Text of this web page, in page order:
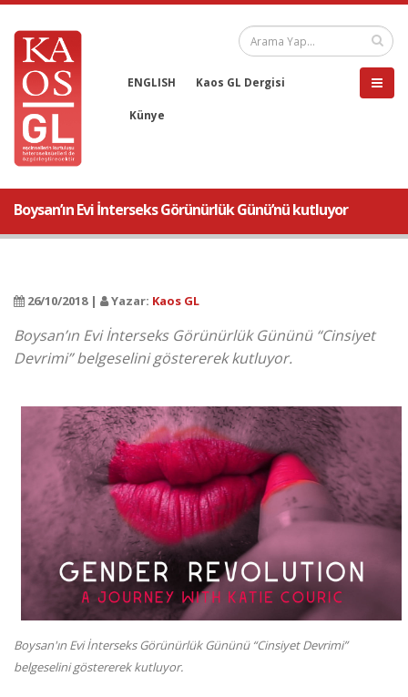
ENGLISH Kaos GL Dergisi
Künye
Boysan’ın Evi İnterseks Görünürlük Günü’nü kutluyor
26/10/2018 | Yazar: Kaos GL
Boysan’ın Evi İnterseks Görünürlük Gününü “Cinsiyet
Devrimi” belgeselini göstererek kutluyor.
Boysan'ın Evi İnterseks Görünürlük Gününü “Cinsiyet Devrimi”
belgeselini göstererek kutluyor.